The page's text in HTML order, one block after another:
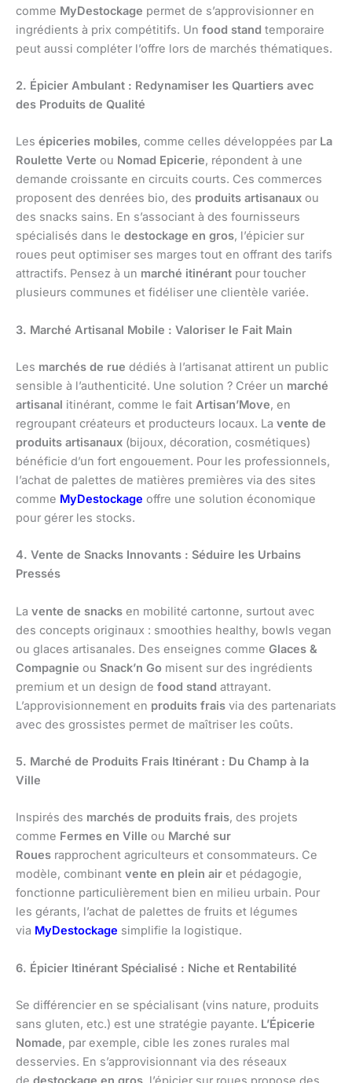
comme MyDestockage permet de s’approvisionner en
ingrédients à prix compétitifs. Un food stand temporaire
peut aussi compléter l’offre lors de marchés thématiques.
2. Épicier Ambulant : Redynamiser les Quartiers avec
des Produits de Qualité
Les épiceries mobiles, comme celles développées par La
Roulette Verte ou Nomad Epicerie, répondent à une
demande croissante en circuits courts. Ces commerces
proposent des denrées bio, des produits artisanaux ou
des snacks sains. En s’associant à des fournisseurs
spécialisés dans le destockage en gros, l’épicier sur
roues peut optimiser ses marges tout en offrant des tarifs
attractifs. Pensez à un marché itinérant pour toucher
plusieurs communes et fidéliser une clientèle variée.
3. Marché Artisanal Mobile : Valoriser le Fait Main
Les marchés de rue dédiés à l’artisanat attirent un public
sensible à l’authenticité. Une solution ? Créer un marché
artisanal itinérant, comme le fait Artisan’Move, en
regroupant créateurs et producteurs locaux. La vente de
produits artisanaux (bijoux, décoration, cosmétiques)
bénéficie d’un fort engouement. Pour les professionnels,
l’achat de palettes de matières premières via des sites
comme MyDestockage offre une solution économique
pour gérer les stocks.
4. Vente de Snacks Innovants : Séduire les Urbains
Pressés
La vente de snacks en mobilité cartonne, surtout avec
des concepts originaux : smoothies healthy, bowls vegan
ou glaces artisanales. Des enseignes comme Glaces &
Compagnie ou Snack’n Go misent sur des ingrédients
premium et un design de food stand attrayant.
L’approvisionnement en produits frais via des partenariats
avec des grossistes permet de maîtriser les coûts.
5. Marché de Produits Frais Itinérant : Du Champ à la
Ville
Inspirés des marchés de produits frais, des projets
comme Fermes en Ville ou Marché sur
Roues rapprochent agriculteurs et consommateurs. Ce
modèle, combinant vente en plein air et pédagogie,
fonctionne particulièrement bien en milieu urbain. Pour
les gérants, l’achat de palettes de fruits et légumes
via MyDestockage simplifie la logistique.
6. Épicier Itinérant Spécialisé : Niche et Rentabilité
Se différencier en se spécialisant (vins nature, produits
sans gluten, etc.) est une stratégie payante. L’Épicerie
Nomade, par exemple, cible les zones rurales mal
desservies. En s’approvisionnant via des réseaux